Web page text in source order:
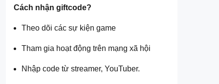
Cách nhận giftcode?
Theo dõi các sự kiện game
Tham gia hoạt động trên mạng xã hội
Nhập code từ streamer, YouTuber.